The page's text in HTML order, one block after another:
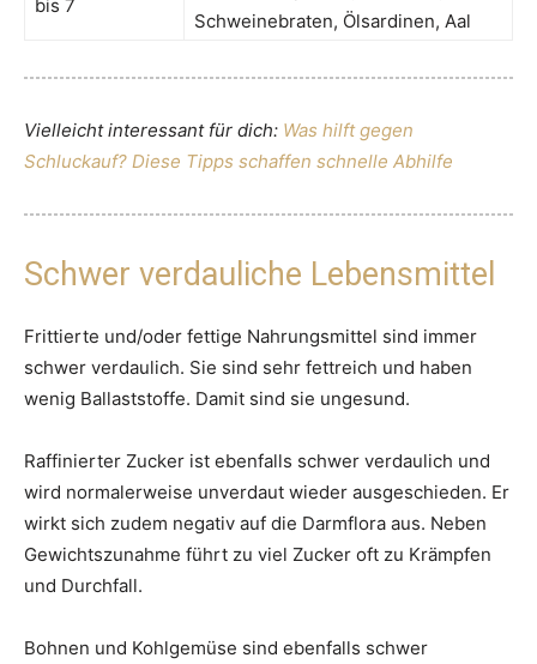
bis 7
Schweinebraten, Ölsardinen, Aal
Vielleicht interessant für dich: Was hilft gegen
Schluckauf? Diese Tipps schaffen schnelle Abhilfe
Schwer verdauliche Lebensmittel
Frittierte und/oder fettige Nahrungsmittel sind immer
schwer verdaulich. Sie sind sehr fettreich und haben
wenig Ballaststoffe. Damit sind sie ungesund.
Raffinierter Zucker ist ebenfalls schwer verdaulich und
wird normalerweise unverdaut wieder ausgeschieden. Er
wirkt sich zudem negativ auf die Darmflora aus. Neben
Gewichtszunahme führt zu viel Zucker oft zu Krämpfen
und Durchfall.
Bohnen und Kohlgemüse sind ebenfalls schwer